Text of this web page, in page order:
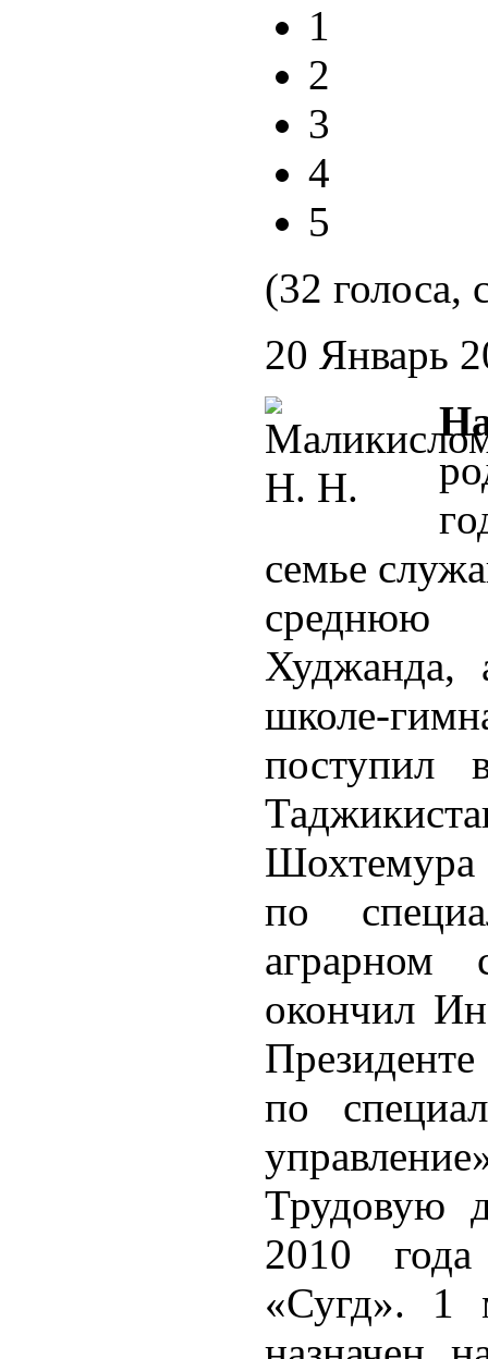
1
2
3
4
5
(32 голоса,
20 Январь
семье
Худжанда,
школе-
поступил
Шохтемура
по
аграрном
окончил
по
Трудовую
2010
«Сугд». 1